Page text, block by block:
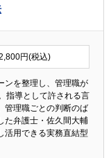
円(税込)
ンを整理し、管理職が
指導として許される言
管理職ごとの判断のば
た弁護士・佐久間大輔
活用できる実務直結型